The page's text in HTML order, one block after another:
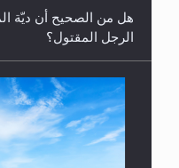
هل من الصحيح أن ديّة
الرجل المقتول؟